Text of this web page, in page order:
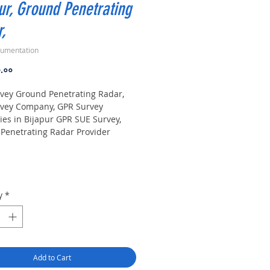
Ground Penetrating
Price
Ground Penetrating Radar,
Company, GPR Survey
in Bijapur GPR SUE Survey,
Radar Provider
Mapping. India GPR SUE
Penetrating Radar) Geo scanning
Sub-Surface Utility
Instrument, GPR Survey
Radar Equipment. GPR
in Gaya, Ground
*
Add to Cart